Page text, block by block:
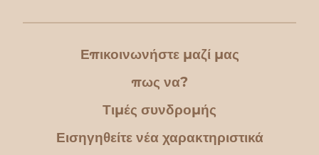
Επικοινωνήστε μαζί μας
πως να?
Τιμές συνδρομής
Εισηγηθείτε νέα χαρακτηριστικά